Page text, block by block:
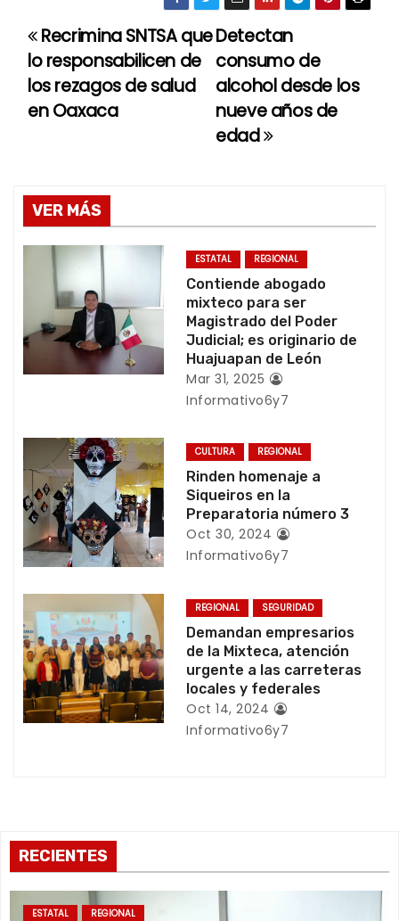
N
a
v
g
a
ó
n
e
n
t
r
a
d
a
Detectan
consumo de
alcohol desde los
nueve años de
edad
Recrimina SNTSA que
lo responsabilicen de
los rezagos de salud
en Oaxaca
VER MÁS
ESTATAL REGIONAL
Contiende abogado
mixteco para ser
Magistrado del Poder
Judicial; es originario de
Huajuapan de León
Mar 31, 2025
Informativo6y7
CULTURA REGIONAL
Rinden homenaje a
Siqueiros en la
Preparatoria número 3
Oct 30, 2024
Informativo6y7
REGIONAL SEGURIDAD
Demandan empresarios
de la Mixteca, atención
urgente a las carreteras
locales y federales
Oct 14, 2024
Informativo6y7
RECIENTES
ESTATAL REGIONAL